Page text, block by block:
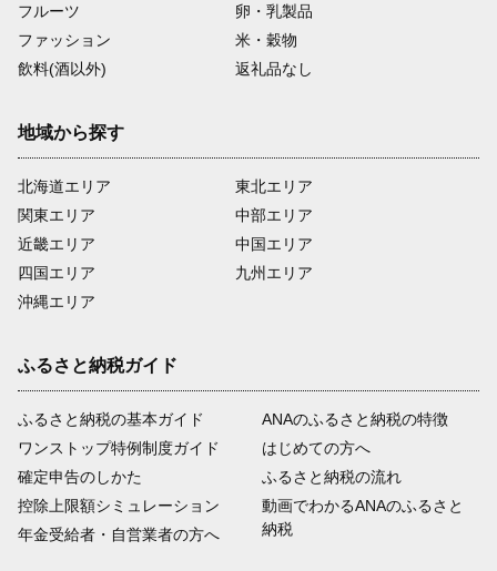
フルーツ
卵・乳製品
ファッション
米・穀物
飲料(酒以外)
返礼品なし
地域から探す
北海道エリア
関東エリア
近畿エリア
四国エリア
沖縄エリア
東北エリア
中部エリア
中国エリア
九州エリア
ふるさと納税ガイド
ふるさと納税の基本ガイド
ワンストップ特例制度ガイド
確定申告のしかた
控除上限額シミュレーション
年金受給者・自営業者の方へ
ANAのふるさと納税の特徴
はじめての方へ
ふるさと納税の流れ
動画でわかるANAのふるさと
納税